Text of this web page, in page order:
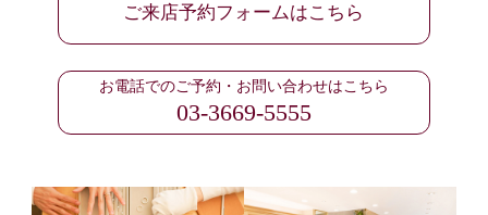
ご来店予約フォームはこちら
お電話でのご予約・お問い合わせはこちら
03-3669-5555